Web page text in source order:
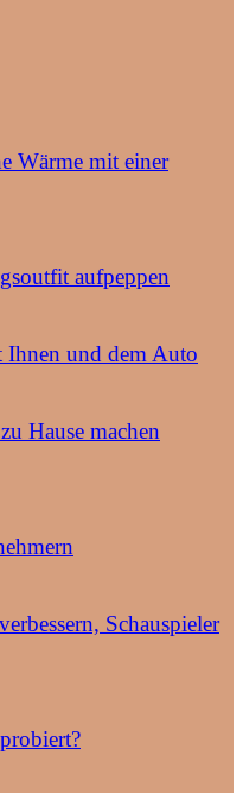
Wärme mit einer
aufpeppen
Ihnen und dem Auto
Hause machen
Schauspieler